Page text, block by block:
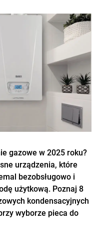
gazowe w 2025 roku?
urządzenia, które
bezobsługowo i
użytkową. Poznaj 8
kondensacyjnych
wyborze pieca do